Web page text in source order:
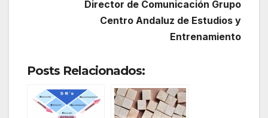
Director de Comunicación Grupo
Centro Andaluz de Estudios y
Entrenamiento
Posts Relacionados: